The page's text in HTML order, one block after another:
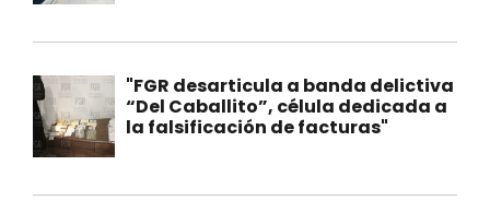
"FGR desarticula a banda delictiva
“Del Caballito”, célula dedicada a
la falsificación de facturas"